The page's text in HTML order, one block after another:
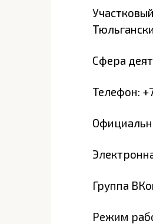
Сфера
Телефон:
Группа
Режим